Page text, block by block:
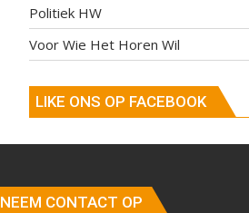
Politiek HW
Voor Wie Het Horen Wil
LIKE ONS OP FACEBOOK
NEEM CONTACT OP